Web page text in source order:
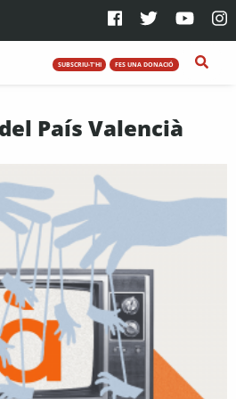
SUBSCRIU-T'HI FES UNA DONACIÓ
País Valencià